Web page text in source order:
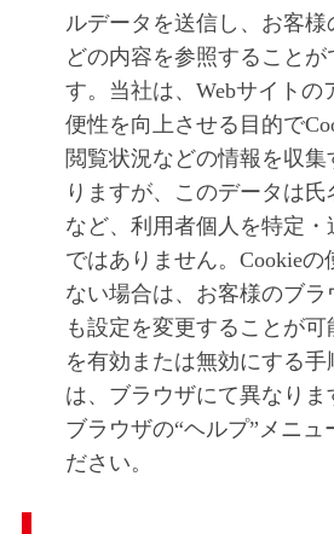
ルデータを送信し、お客様
どの内容を参照すること
す。当社は、Webサイトの
便性を向上させる目的で
閲覧状況などの情報を収集
りますが、このデータは氏
など、利用者個人を特定
ではありません。Cookieの
ない場合は、お客様のブ
も設定を変更することが可
を有効または無効にする手
は、ブラウザにて異なり
ブラウザの“ヘルプ”メニュ
ださい。